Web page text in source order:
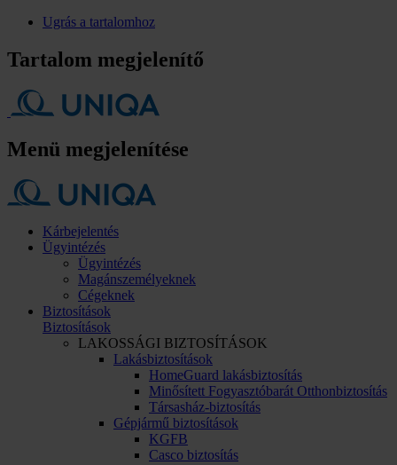
Ugrás a tartalomhoz
Tartalom megjelenítő
Menü megjelenítése
Kárbejelentés
Ügyintézés
Ügyintézés
Magánszemélyeknek
Cégeknek
Biztosítások
Biztosítások
LAKOSSÁGI BIZTOSÍTÁSOK
Lakásbiztosítások
HomeGuard lakásbiztosítás
Minősített Fogyasztóbarát Otthonbiztosítás
Társasház-biztosítás
Gépjármű biztosítások
KGFB
Casco biztosítás